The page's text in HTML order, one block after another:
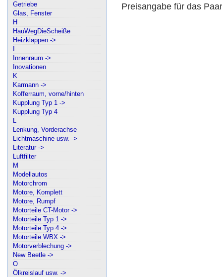
Getriebe
Glas, Fenster
H
HauWegDieScheiße
Heizklappen ->
Innenraum ->
Inovationen
K
Karmann ->
Kofferraum, vorne/hinten
Kupplung Typ 1 ->
Kupplung Typ 4
L
Lenkung, Vorderachse
Lichtmaschine usw. ->
Literatur ->
Luftfilter
M
Modellautos
Motorchrom
Motore, Komplett
Motore, Rumpf
Motorteile CT-Motor ->
Motorteile Typ 1 ->
Motorteile Typ 4 ->
Motorteile WBX ->
Motorverblechung ->
New Beetle ->
O
Ölkreislauf usw. ->
Preisangabe für das Paar